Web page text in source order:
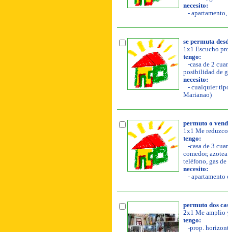
necesito:
-
se permuta
1x1 Escucho
tengo:
-casa de 2
posibilidad de
necesito:
- cualquier
Marianao)
permuto o
1x1 Me
tengo:
-casa de 3
comedor,
teléfono, gas de
necesito:
- apartamento
permuto dos
2x1 Me amplio
tengo:
-prop.